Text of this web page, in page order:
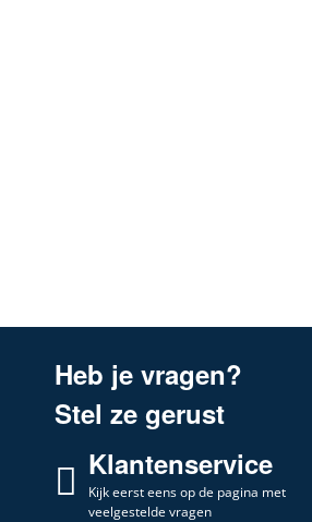
Heb je vragen?
Stel ze gerust
Klantenservice
Kijk eerst eens op de pagina met
veelgestelde vragen